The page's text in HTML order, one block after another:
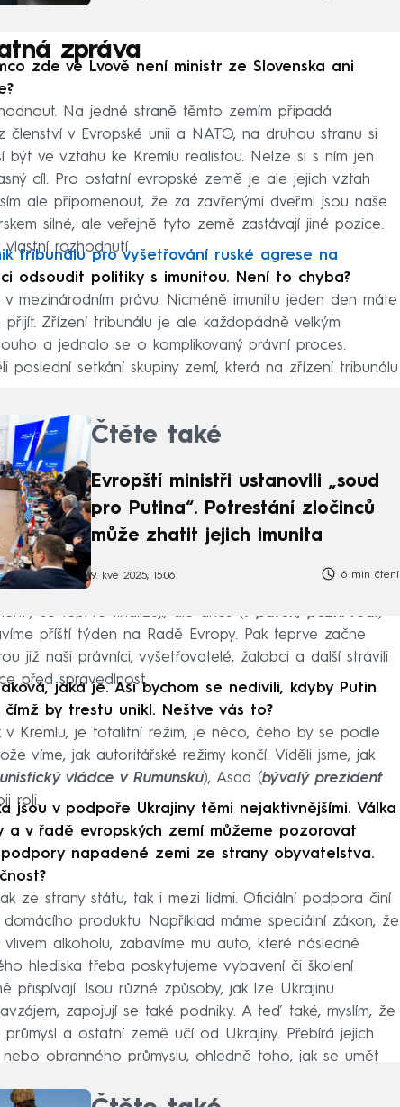
zpráva
zde ve Lvově není ministr ze Slovenska ani
Na jedné straně těmto zemím připadá
členství v Evropské unii a NATO, na druhou stranu si
být ve vztahu ke Kremlu realistou. Nelze si s ním jen
cíl. Pro ostatní evropské země je ale jejich vztah
ale připomenout, že za zavřenými dveřmi jsou naše
silné, ale veřejně tyto země zastávají jiné pozice.
rozhodnutí.
tribunálu pro vyšetřování ruské agrese na
odsoudit politiky s imunitou. Není to chyba?
mezinárodním právu. Nicméně imunitu jeden den máte
Zřízení tribunálu je ale každopádně velkým
a jednalo se o komplikovaný právní proces.
poslední setkání skupiny zemí, která na zřízení tribunálu
Čtěte také
Evropští ministři ustanovili „soud
pro Putina“. Potrestání zločinců
může zhatit jejich imunita
9. kvě 2025, 15:06 6 min čtení
se teprve finalizují, ale dnes (v pátek, pozn. red.)
příští týden na Radě Evropy. Pak teprve začne
již naši právníci, vyšetřovatelé, žalobci a další strávili
před spravedlnost.
jaká je. Asi bychom se nedivili, kdyby Putin
by trestu unikl.
Neštve vás to?
v Kremlu, je totalitní režim, je něco, čeho by se podle
víme, jak autoritářské režimy končí. Viděli jsme, jak
vládce v Rumunsku), Asad (bývalý prezident
roli.
jsou v podpoře Ukrajiny těmi nejaktivnějšími. Válka
v řadě evropských zemí můžeme pozorovat
napadené zemi ze strany obyvatelstva.
ze strany státu, tak i mezi lidmi. Oficiální podpora činí
produktu. Například máme speciální zákon, že
alkoholu, zabavíme mu auto, které následně
hlediska třeba poskytujeme vybavení či školení
přispívají. Jsou různé způsoby, jak lze Ukrajinu
zapojují se také podniky. A teď také, myslím, že
a ostatní země učí od Ukrajiny. Přebírá jejich
obranného průmyslu, ohledně toho, jak se umět